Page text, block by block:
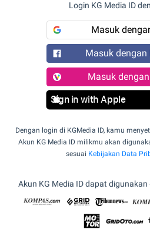
Login KG Media ID
Masuk
Masuk dengan
Masuk
Sign in with Apple
Dengan login di KGMedia ID, kamu
Akun KG Media ID milikmu akan
sesuai Kebijakan Data
Akun KG Media ID dapat